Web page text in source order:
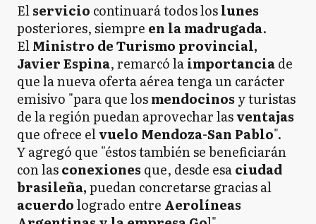
Elservicio continuará todos loslunes
posteriores, siempre en la madrugada.
ElMinistro de Turismo provincial,
Javier Espina, remarcó laimportanciade
que la nueva oferta aérea tenga un carácter
emisivo "para que losmendocinos y turistas
de la región puedan aprovechar lasventajas
que ofrece elvuelo Mendoza-San Pablo".
Y agregó que "éstos también se beneficiarán
con lasconexiones que, desde esaciudad
brasileña,puedan concretarse gracias al
acuerdologrado entre Aerolíneas